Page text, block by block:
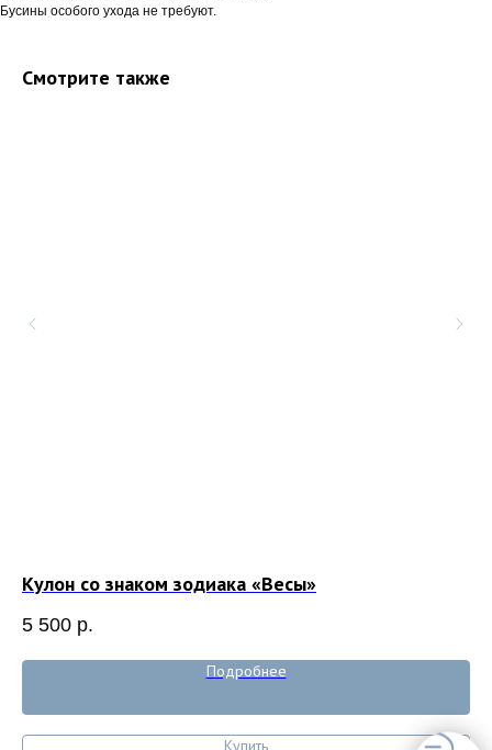
Бусины особого ухода не требуют.
Смотрите также
Кулон со знаком зодиака «Весы»
5 500 р.
Подробнее
Купить